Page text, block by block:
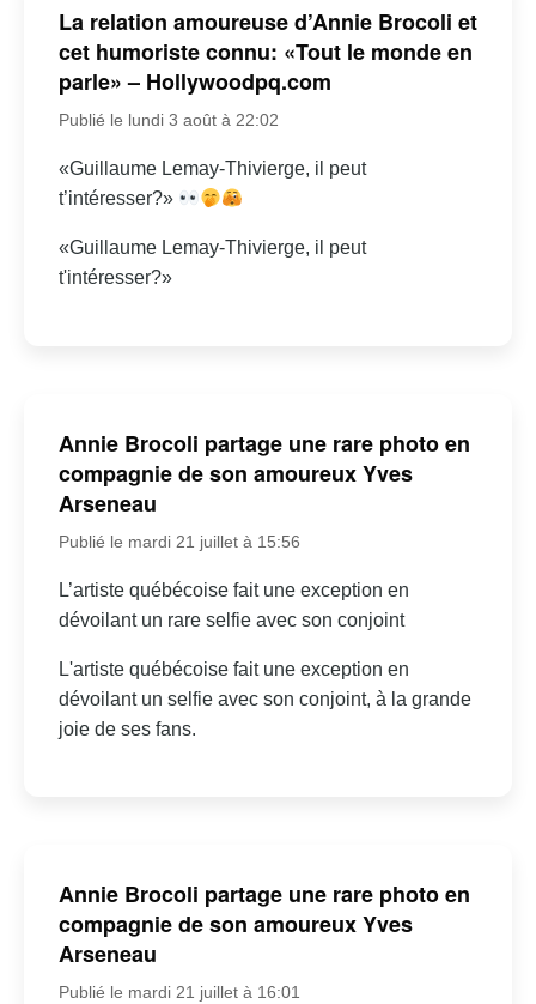
La relation amoureuse d’Annie Brocoli et
cet humoriste connu: «Tout le monde en
parle» – Hollywoodpq.com
Publié le lundi 3 août à 22:02
«Guillaume Lemay-Thivierge, il peut
t’intéresser?»
«Guillaume Lemay-Thivierge, il peut
t'intéresser?»
Annie Brocoli partage une rare photo en
compagnie de son amoureux Yves
Arseneau
Publié le mardi 21 juillet à 15:56
L’artiste québécoise fait une exception en
dévoilant un rare selfie avec son conjoint
L'artiste québécoise fait une exception en
dévoilant un selfie avec son conjoint, à la grande
joie de ses fans.
Annie Brocoli partage une rare photo en
compagnie de son amoureux Yves
Arseneau
Publié le mardi 21 juillet à 16:01